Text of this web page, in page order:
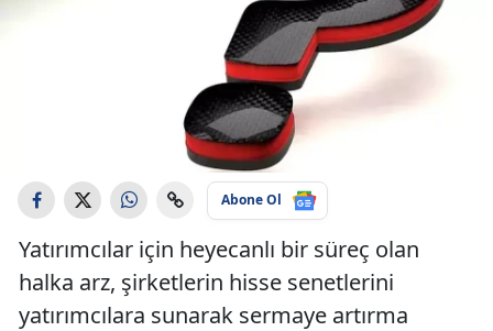
Abone Ol
Yatırımcılar için heyecanlı bir süreç olan
halka arz, şirketlerin hisse senetlerini
yatırımcılara sunarak sermaye artırma